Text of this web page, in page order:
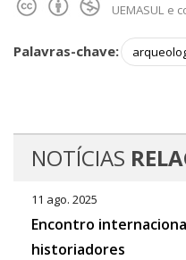
UEMASUL e
Palavras-chave:
NOTÍCIAS
11 ago. 2025
Encontro
historiadores